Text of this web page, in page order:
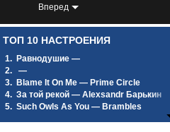
81% 12. Remember When It Raine —
89%
73% 15. Obstacles — Syd Matters
61% 16. SID - レイン — SID
Вперед
ТОП 10 НАСТРОЕНИЯ
1. Равнодушие —
2.
—
3. Blame It On Me — Prime Circle
4. За той рекой — Alexsandr Барькин
5. Such Owls As You — Brambles
Под лунным светом — SCIRENA